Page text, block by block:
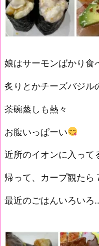
娘はサーモンばかり食
炙りとかチーズバジル
茶碗蒸しも熱々
お腹いっぱーい
近所のイオンに入って
帰って、カープ観たら
最近のごはんいろいろ